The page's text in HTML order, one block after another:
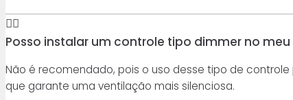
Posso instalar um controle tipo dimmer no
Não é recomendado, pois o uso desse tipo de
que garante uma ventilação mais silenciosa.